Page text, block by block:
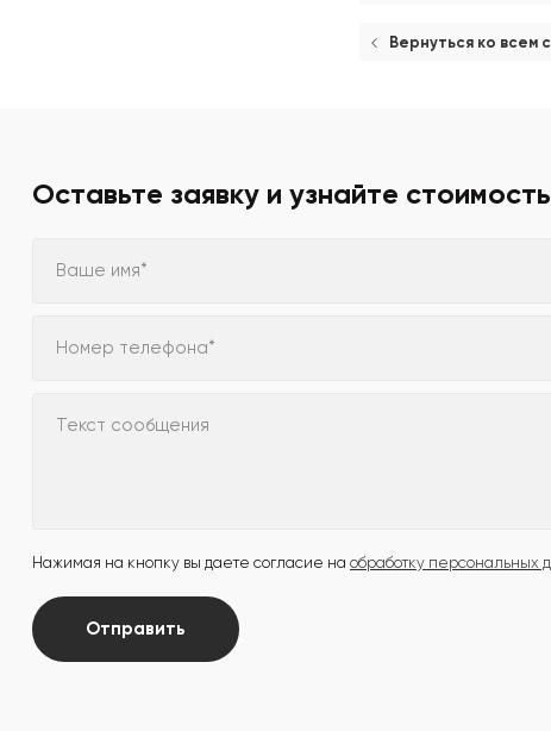
Вернуться ко всем
Оставьте заявку и узнайте
Ваше имя*
Номер телефона*
Текст сообщения
Нажимая на кнопку вы даете согласие на обработку персональных
Отправить